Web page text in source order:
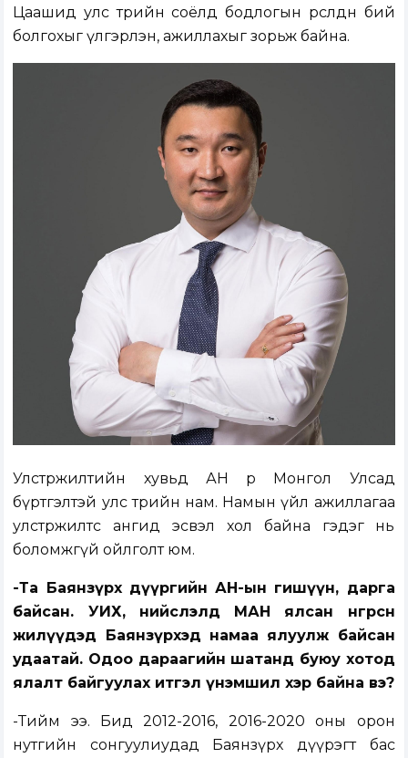
Цаашид улс төрийн соёлд бодлогын өрсөлдөөн бий
болгохыг үлгэрлэн, ажиллахыг зорьж байна.
Улстөржилтийн хувьд АН өөрөө Монгол Улсад
бүртгэлтэй улс төрийн нам. Намын үйл ажиллагаа
улстөржилтөөс ангид эсвэл хол байна гэдэг нь
боломжгүй ойлголт юм.
-Та Баянзүрх дүүргийн АН-ын гишүүн, дарга
байсан. УИХ, нийслэлд МАН ялсан өнгөрсөн
жилүүдэд Баянзүрхэд намаа ялуулж байсан
удаатай. Одоо дараагийн шатанд буюу хотод
ялалт байгуулах итгэл үнэмшил хэр байна вэ?
-Тийм ээ. Бид 2012-2016, 2016-2020 оны орон
нутгийн сонгуулиудад Баянзүрх дүүрэгт бас